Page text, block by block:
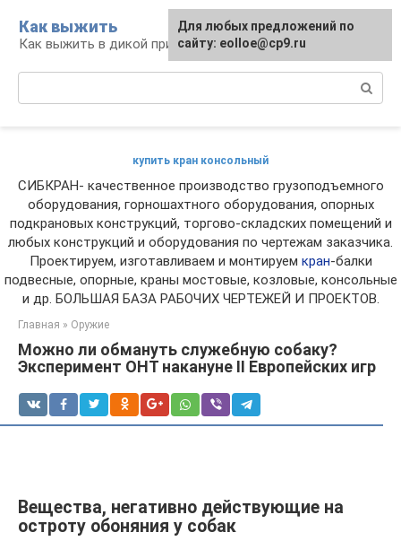
контенту
Как выжить
Как выжить в дикой природе и при ЧС
купить кран консольный
СИБКРАН- качественное производство грузоподъемного
оборудования, горношахтного оборудования, опорных
подкрановых конструкций, торгово-складских помещений и
любых конструкций и оборудования по чертежам заказчика.
Проектируем, изготавливаем и монтируем кран-балки
подвесные, опорные, краны мостовые, козловые, консольные
и др. БОЛЬШАЯ БАЗА РАБОЧИХ ЧЕРТЕЖЕЙ И ПРОЕКТОВ.
Главная » Оружие
Можно ли обмануть служебную собаку?
Эксперимент ОНТ накануне II Европейских игр
Вещества, негативно действующие на
остроту обоняния у собак
Для любых предложений по
сайту: eolloe@cp9.ru